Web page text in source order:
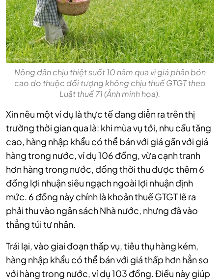
Nông dân chịu thiệt suốt 10 năm qua vì giá phân bón
cao do thuộc đối tượng không chịu thuế GTGT theo
Luật thuế 71 (Ảnh minh họa).
Xin nêu một ví dụ là thực tế đang diễn ra trên thị
trường thời gian qua là: khi mùa vụ tới, nhu cầu tăng
cao, hàng nhập khẩu có thể bán với giá gần với giá
hàng trong nước, ví dụ 106 đồng, vừa cạnh tranh
hơn hàng trong nước, đồng thời thu được thêm 6
đồng lợi nhuận siêu ngạch ngoài lợi nhuận định
mức. 6 đồng này chính là khoản thuế GTGT lẽ ra
phải thu vào ngân sách Nhà nước, nhưng đã vào
thẳng túi tư nhân.
Trái lại, vào giai đoạn thấp vụ, tiêu thụ hàng kém,
hàng nhập khẩu có thể bán với giá thấp hơn hẳn so
với hàng trong nước, ví dụ 103 đồng. Điều này giúp